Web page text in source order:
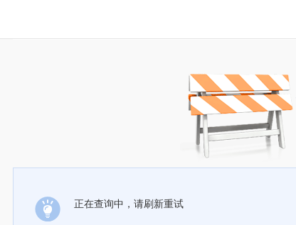
正在查询中，请刷新重试